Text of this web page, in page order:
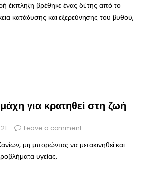
έκπληξη βρέθηκε ένας δύτης από το
κατάδυσης και εξερεύνησης του βυθού,
για κρατηθεί στη ζωή
Leave a comment
μη μπορώντας να μετακινηθεί και
υγείας.